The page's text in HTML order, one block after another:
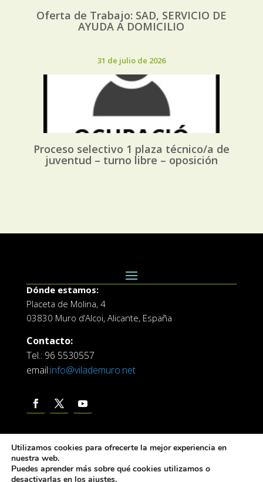
Oferta de Trabajo: SAD, SERVICIO DE
AYUDA A DOMICILIO
31 de julio de 2026
Proceso selectivo 1 plaza técnico/a de
juventud – turno libre – oposición
Dónde estamos:
Placeta de Molina, 4
03830 Muro d’Alcoi, Alicante, España
Contacto:
Tel.: 96 5530557
email:info@vilademuro.net
Utilizamos cookies para ofrecerte la mejor experiencia en
nuestra web.
Puedes aprender más sobre qué cookies utilizamos o
desactivarlas en los ajustes.